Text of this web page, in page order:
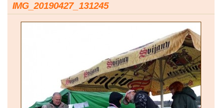
IMG_20190427_131245